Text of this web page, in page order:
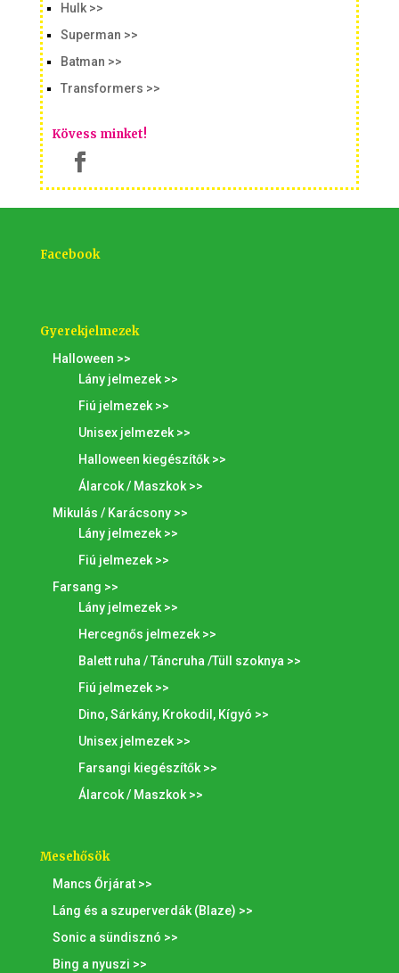
Hulk >>
Superman >>
Batman >>
Transformers >>
Kövess minket!
Facebook
Gyerekjelmezek
Halloween >>
Lány jelmezek >>
Fiú jelmezek >>
Unisex jelmezek >>
Halloween kiegészítők >>
Álarcok / Maszkok >>
Mikulás / Karácsony >>
Lány jelmezek >>
Fiú jelmezek >>
Farsang >>
Lány jelmezek >>
Hercegnős jelmezek >>
Balett ruha / Táncruha /Tüll szoknya >>
Fiú jelmezek >>
Dino, Sárkány, Krokodil, Kígyó >>
Unisex jelmezek >>
Farsangi kiegészítők >>
Álarcok / Maszkok >>
Mesehősök
Mancs Őrjárat >>
Láng és a szuperverdák (Blaze) >>
Sonic a sündisznó >>
Bing a nyuszi >>